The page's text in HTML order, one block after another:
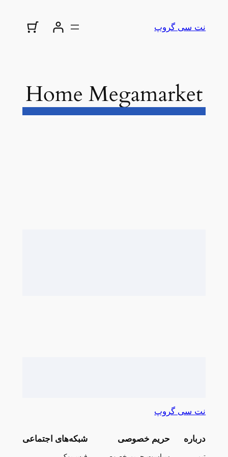
نت سی گروپ
Home Megamarket
نت سی گروپ
درباره حریم خصوصی شبکه‌های اجتماعی